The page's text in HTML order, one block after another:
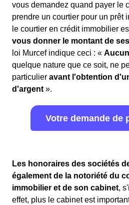
vous demandez quand payer le
prendre un courtier pour un prêt
le courtier en crédit immobilier
vous donner le montant de
loi Murcef indique ceci : «
quelque nature que ce soit, ne
particulier avant l'obtention
d'argent ».
Votre demande de
Les honoraires des sociétés
également de la notoriété du
immobilier et de son cabinet,
effet, plus le cabinet est